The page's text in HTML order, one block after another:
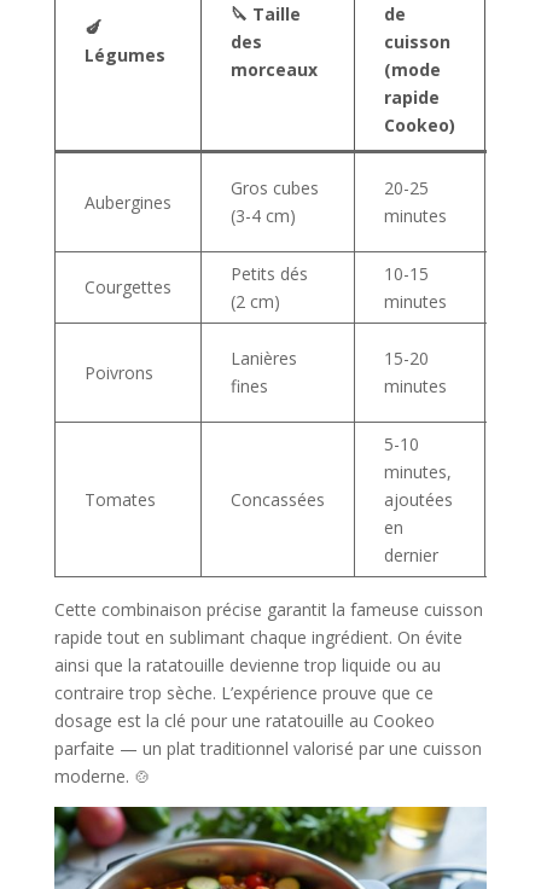
🍆
Légumes
🔪 Taille
des
morceaux
de
cuisson
(mode
rapide
Cookeo)
Aubergines
Gros cubes
(3-4 cm)
20-25
minutes
Courgettes
Petits dés
(2 cm)
10-15
minutes
Poivrons
Lanières
fines
15-20
minutes
Tomates Concassées
5-10
minutes,
ajoutées
en
dernier
Cette combinaison précise garantit la fameuse cuisson
rapide tout en sublimant chaque ingrédient. On évite
ainsi que la ratatouille devienne trop liquide ou au
contraire trop sèche. L’expérience prouve que ce
dosage est la clé pour une ratatouille au Cookeo
parfaite — un plat traditionnel valorisé par une cuisson
moderne. 🍲